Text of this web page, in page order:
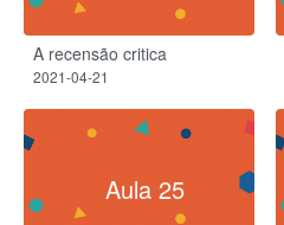
A recensão critica
2021-04-21
Aula 25